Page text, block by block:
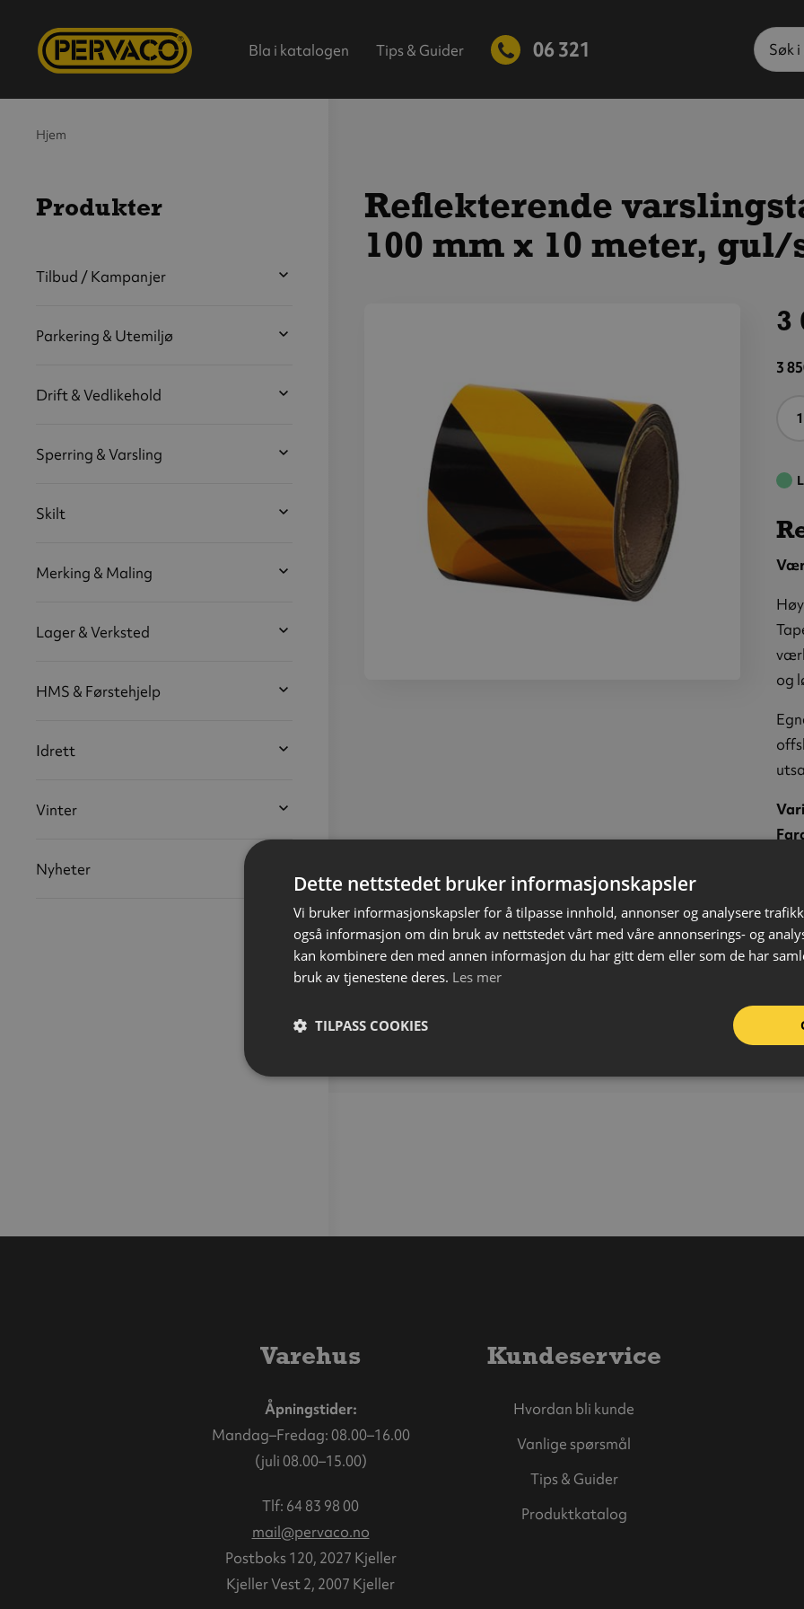
Bla i katalogen Tips & Guider 06 321
Søk
Reflekterende
100 mm x 10 meter,
3
3
og
Hjem
Produkter
Hjem
Tilbud / Kampanjer
Parkering & Utemiljø
Drift & Vedlikehold
Sperring & Varsling
Skilt
Merking & Maling
Lager & Verksted
HMS & Førstehjelp
Idrett
Vinter
Nyheter
Varehus
Åpningstider:
Mandag–Fredag: 08.00–16.00
(juli 08.00–15.00)
Tlf: 64 83 98 00
mail@pervaco.no
Postboks 120, 2027 Kjeller
Kjeller Vest 2, 2007 Kjeller
Kundeservice
Hvordan bli kunde
Vanlige spørsmål
Tips & Guider
Produktkatalog
Dette nettstedet bruker informasjonskapsler
Vi bruker informasjonskapsler for å tilpasse innhold, annonser og analysere
også informasjon om din bruk av nettstedet vårt med våre annonserings- og
kan kombinere den med annen informasjon du har gitt dem eller som de har
bruk av tjenestene deres. Les mer
TILPASS COOKIES